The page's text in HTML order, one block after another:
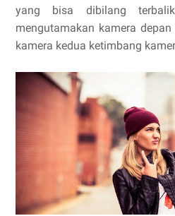
yang bisa dibilang
mengutamakan kamera
kamera kedua ketimbang